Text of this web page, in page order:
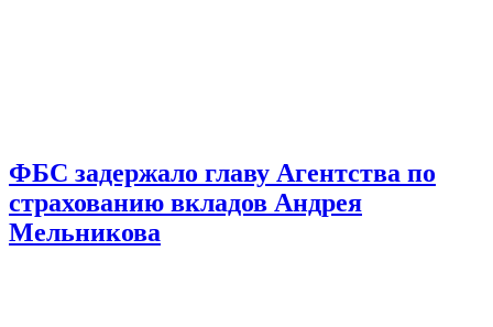
ФБС задержало главу Агентства по
страхованию вкладов Андрея
Мельникова